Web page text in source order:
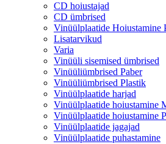
CD hoiustajad
CD ümbrised
Vinüülplaatide Hoiustamine
Lisatarvikud
Varia
Vinüüli sisemised ümbrised
Vinüüliümbrised Paber
Vinüüliümbrised Plastik
Vinüülplaatide harjad
Vinüülplaatide hoiustamine
Vinüülplaatide hoiustamine
Vinüülplaatide jagajad
Vinüülplaatide puhastamine